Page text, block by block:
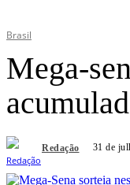
Brasil
Mega-
Redação 31 de